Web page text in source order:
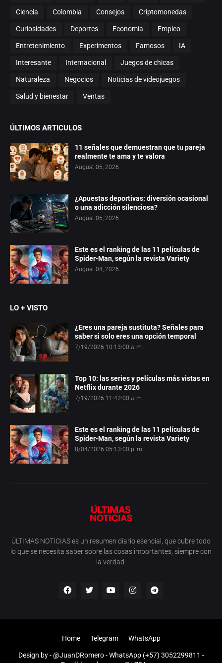
Ciencia Colombia Consejos Criptomonedas
Curiosidades Deportes Economía Empleo
Entretenimiento Experimentos Famosos IA
Interesante Internacional Juegos de chicas
Naturaleza Negocios Noticias de videojuegos
Salud y bienestar Ventas
ÚLTIMOS ARTICULOS
11 señales que demuestran que tu pareja
realmente te ama y te valora
August 05, 2026
¿Apuestas deportivas: diversión ocasional
o una adicción silenciosa?
August 05, 2026
Este es el ranking de las 11 películas de
Spider-Man, según la revista Variety
August 04, 2026
LO + VISTO
¿Eres una pareja sustituta? Señales para
saber si solo eres una opción temporal
7/19/2026 10:13:00 a. m.
Top 10: las series y películas más vistas en
Netflix durante 2026
7/19/2026 11:42:00 a. m.
Este es el ranking de las 11 películas de
Spider-Man, según la revista Variety
8/04/2026 05:13:00 p. m.
ÚLTIMAS NOTICIAS es un resumen diario esencial, que cubre todo
lo que se necesita saber sobre las cosas importantes, siempre con
la verdad.
Design by -@JuanDRomero- WhatsApp (+57) 3052299811 -
Home Telegram WhatsApp